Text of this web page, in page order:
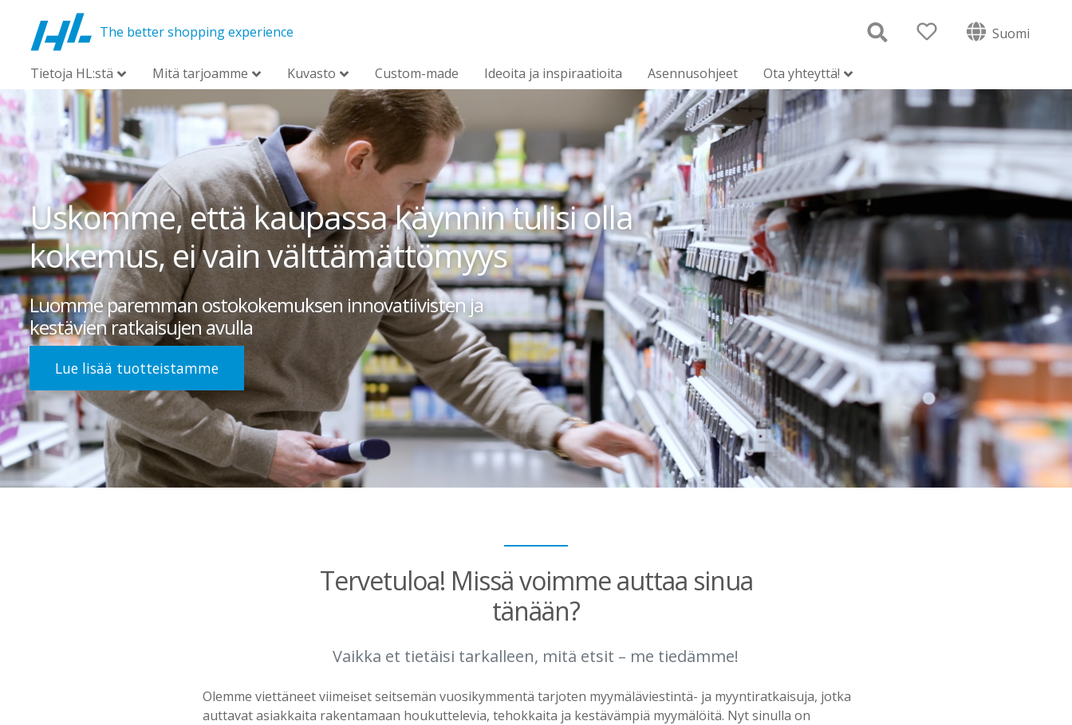
The better shopping experience Suomi
Tietoja HL:stä Mitä tarjoamme Kuvasto Custom-made Ideoita ja inspiraatioita Asennusohjeet Ota yhteyttä!
Uskomme, että kaupassa käynnin tulisi olla
kokemus, ei vain välttämättömyys
Luomme paremman ostokokemuksen innovatiivisten ja
kestävien ratkaisujen avulla
Lue lisää tuotteistamme
Tervetuloa! Missä voimme auttaa sinua
tänään?
Vaikka et tietäisi tarkalleen, mitä etsit – me tiedämme!
Olemme viettäneet viimeiset seitsemän vuosikymmentä tarjoten myymäläviestintä- ja myyntiratkaisuja, jotka
auttavat asiakkaita rakentamaan houkuttelevia, tehokkaita ja kestävämpiä myymälöitä. Nyt sinulla on